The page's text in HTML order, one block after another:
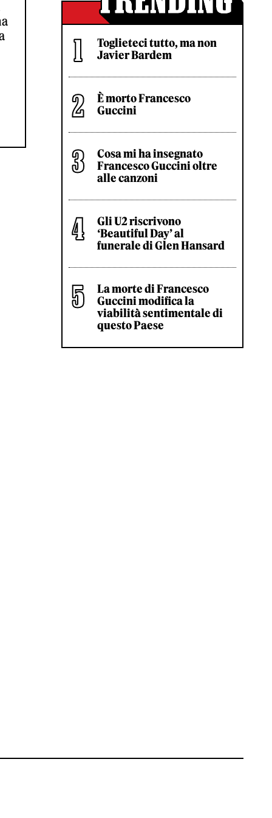
Toglieteci tutto, ma non
Javier Bardem
È morto Francesco
Guccini
Cosa mi ha insegnato
Francesco Guccini oltre
alle canzoni
Gli U2 riscrivono
‘Beautiful Day’ al
funerale di Glen Hansard
La morte di Francesco
Guccini modifica la
viabilità sentimentale di
questo Paese